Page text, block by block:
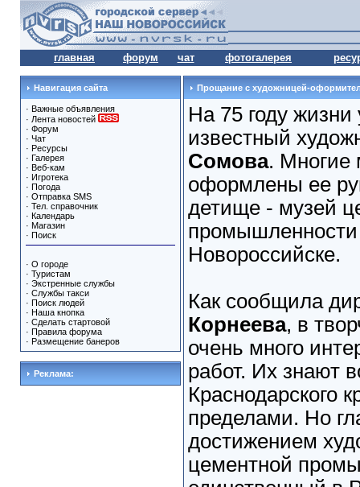
главная форум чат фотогалерея
Навигация сайта
· Важные объявления
· Лента новостей
· Форум
· Чат
· Ресурсы
· Галерея
· Веб-кам
· Игротека
· Погода
· Отправка SMS
· Тел. справочник
· Календарь
· Магазин
· Поиск
· О городе
· Туристам
· Экстренные службы
· Службы такси
· Поиск людей
· Наша кнопка
· Сделать стартовой
· Правила форума
· Размещение банеров
Реклама:
Прощание с художницей-
На 75 году
известный
Сомова. Многие
оформлены ее
детище - музей
промышленности
Новороссийске.
Как сообщила
Корнеева, в
очень много
работ. Их знают
Краснодарского
пределами. Но
достижением
цементной